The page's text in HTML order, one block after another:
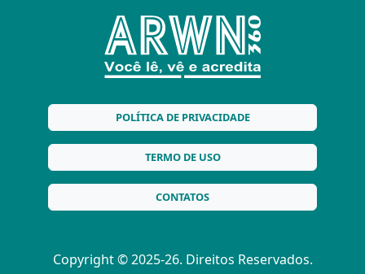
POLÍTICA DE PRIVACIDADE
TERMO DE USO
CONTATOS
Copyright © 2025-26. Direitos Reservados.